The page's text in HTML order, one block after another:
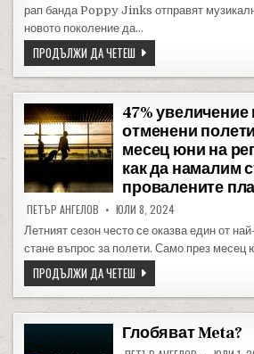
рап банда Poppy Jinks отправят
новото поколение да…
ПРОДЪЛЖИ ДА ЧЕТЕШ “ДА КАЖЕШ СТОП НА
47%
отменени
месец юни на
как да намалим
провалените
ПЕТЪР АНГЕЛОВ ЮЛИ 8, 2024
Летният сезон често се оказва един от
стане въпрос за полети. Само през месец
ПРОДЪЛЖИ ДА ЧЕТЕШ 47% УВЕЛИЧЕНИЕ НА
Глобяват Meta?